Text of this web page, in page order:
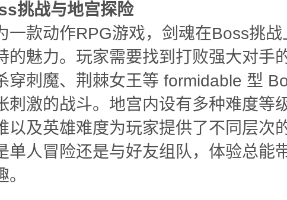
挑战与地宫探险
一款动作RPG游戏，剑魂在Boss挑战
的魅力。玩家需要找到打败强大对手
穿刺魔、荆棘女王等 formidable 型
刺激的战斗。地宫内设有多种难度等
以及英雄难度为玩家提供了不同层次
单人冒险还是与好友组队，体验总能
。